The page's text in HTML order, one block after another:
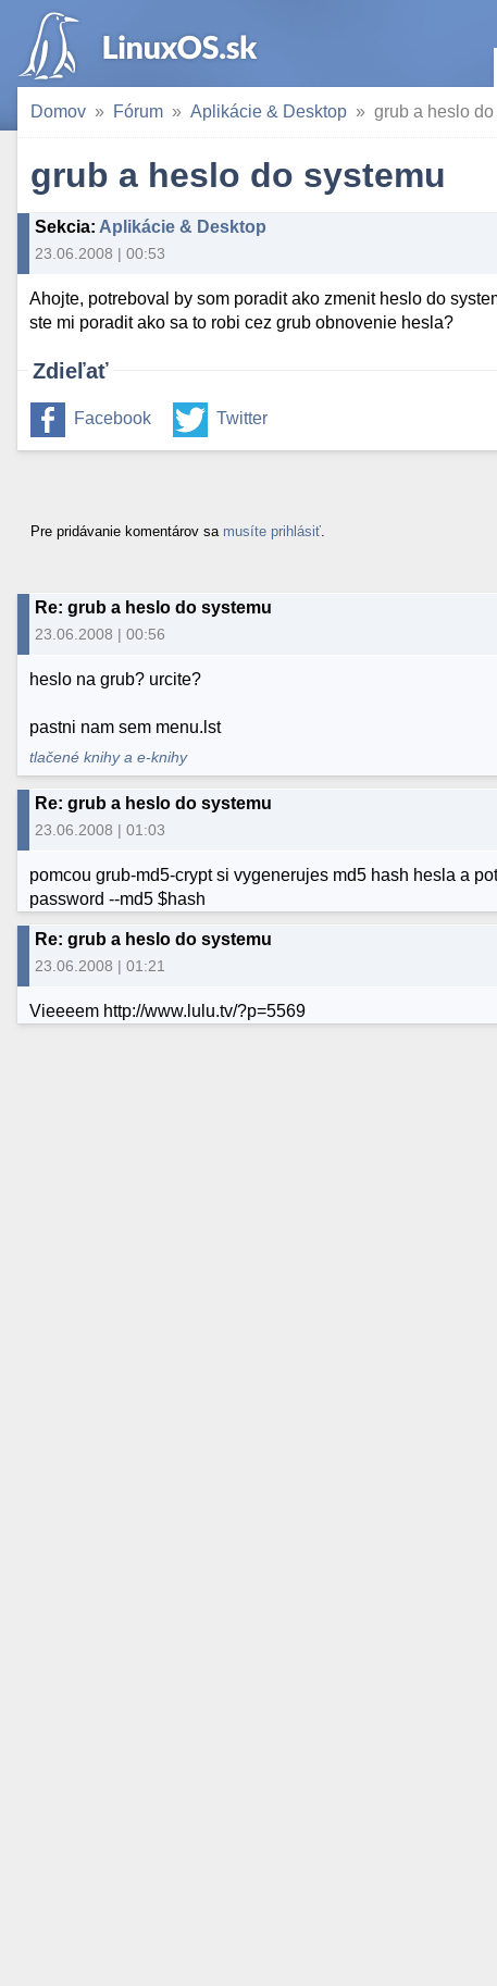
Domov Fórum Aplikácie & Desktop grub a heslo do
grub a heslo do systemu
Sekcia: Aplikácie & Desktop
23.06.2008 | 00:53
Ahojte, potreboval by som poradit ako zmenit heslo do
ste mi poradit ako sa to robi cez grub obnovenie hesla?
Zdieľať
Facebook Twitter
Pre pridávanie komentárov sa musíte prihlásiť
Re: grub a heslo do systemu
23.06.2008 | 00:56
heslo na grub? urcite?
pastni nam sem menu.lst
tlačené knihy a e-knihy
Re: grub a heslo do systemu
23.06.2008 | 01:03
pomcou grub-md5-crypt si vygenerujes md5 hash hesla a
password --md5 $hash
Re: grub a heslo do systemu
23.06.2008 | 01:21
Vieeeem http://www.lulu.tv/?p=5569